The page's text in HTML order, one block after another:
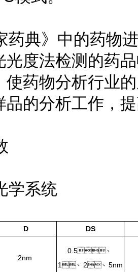
典》中的药物进
度法检测的药品
使药物分析行业
的分析工作，提
学系统
D DS
2nm
0.5、
1、2、5nm